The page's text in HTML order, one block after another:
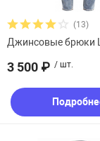
аксессуары
Размер
Цвет
(13)
Джинсовые брюки
3 500 ₽ / шт.